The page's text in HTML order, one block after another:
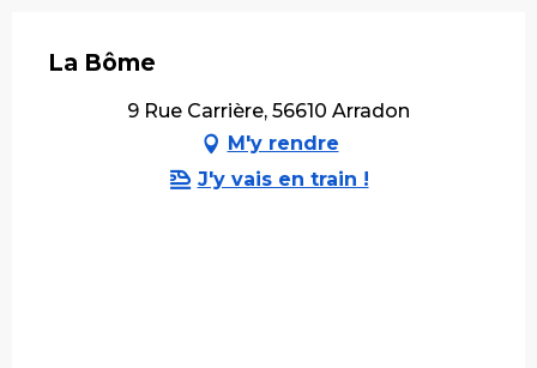
La Bôme
9 Rue Carrière, 56610 Arradon
M'y rendre
J'y vais en train !